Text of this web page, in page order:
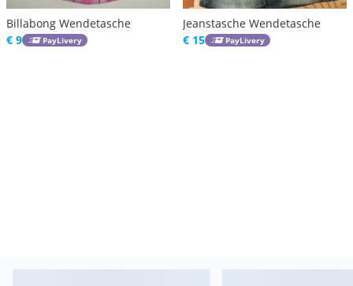
Billabong Wendetasche
€ 9
PayLivery
Jeanstasche Wendetasche
€ 15
PayLivery